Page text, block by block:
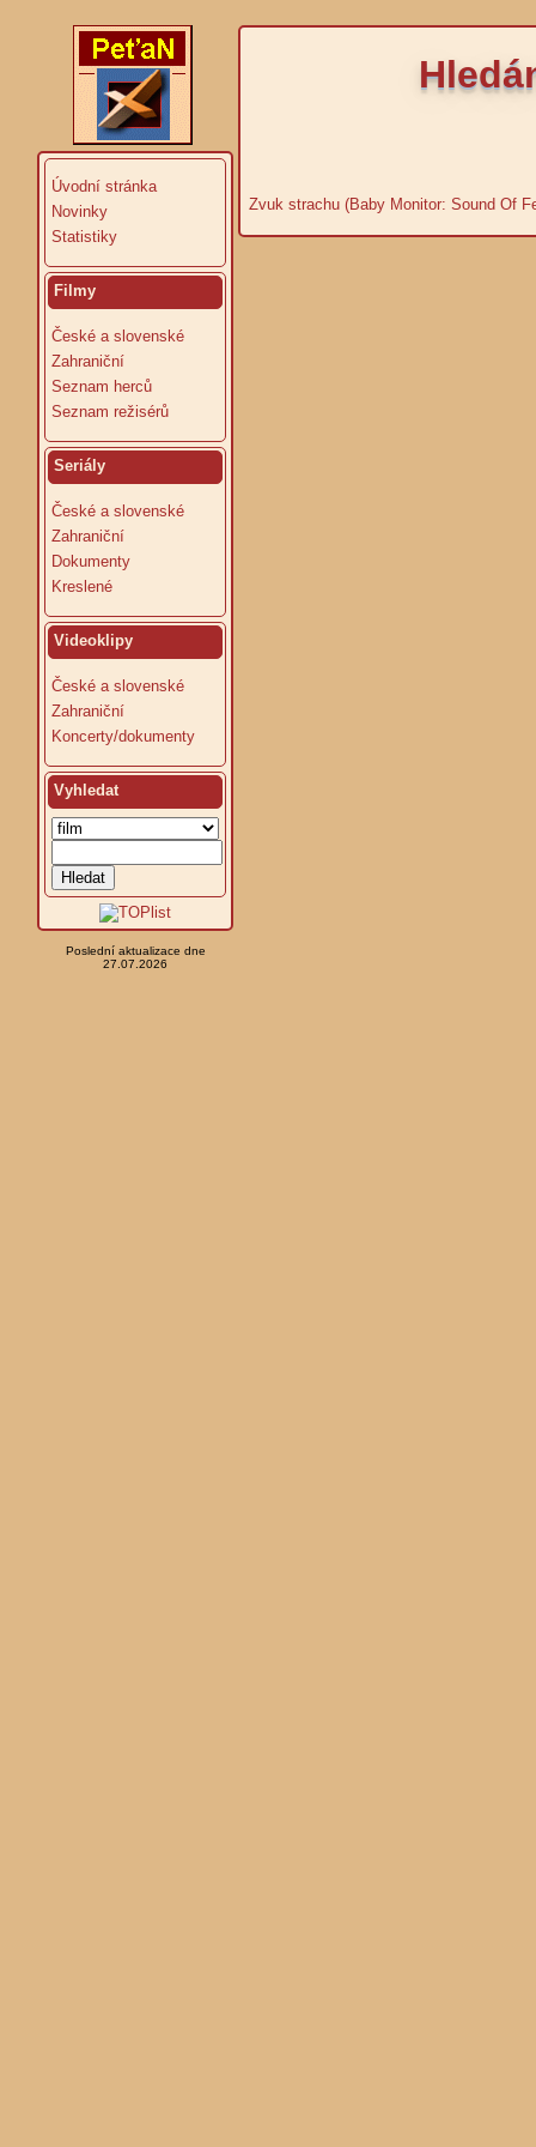
Úvodní stránka
Novinky
Statistiky
Filmy
České a slovenské
Zahraniční
Seznam herců
Seznam režisérů
Seriály
České a slovenské
Zahraniční
Dokumenty
Kreslené
Videoklipy
České a slovenské
Zahraniční
Koncerty/dokumenty
Vyhledat
Poslední aktualizace dne
27.07.2026
Zvuk strachu (Baby Monitor: Sound Of